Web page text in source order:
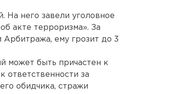
На него завели уголовное
акте терроризма». За
Арбитража, ему грозит до 3
может быть причастен к
ответственности за
обидчика, стражи